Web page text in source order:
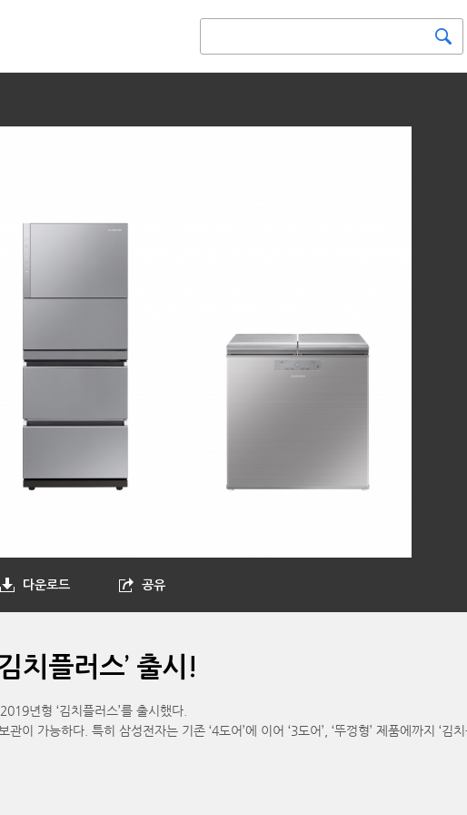
다운로드 공유
치플러스’ 출시!
년형 ‘김치플러스’를 출시했다.
가능하다. 특히 삼성전자는 기존 ‘4도어’에 이어 ‘3도어’, ‘뚜껑형’ 제품에까지 ‘김